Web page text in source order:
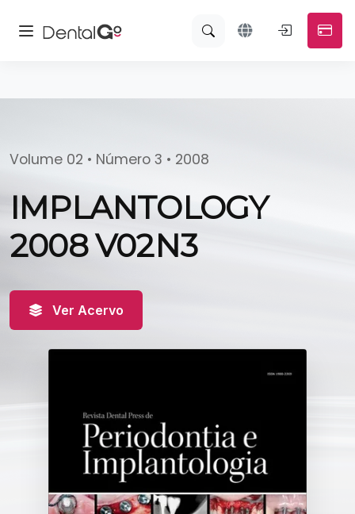
Volume 02 • Número 3 • 2008
IMPLANTOLOGY
2008 V02N3
Ver Acervo